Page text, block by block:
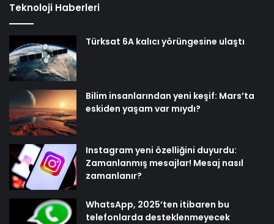
Teknoloji Haberleri
Türksat 6A kalıcı yörüngesine ulaştı
Bilim insanlarından yeni keşif: Mars’ta
eskiden yaşam var mıydı?
Instagram yeni özelliğini duyurdu:
Zamanlanmış mesajlar! Mesaj nasıl
zamanlanır?
WhatsApp, 2025’ten itibaren bu
telefonlarda desteklenmeyecek